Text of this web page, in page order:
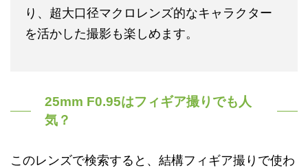
り、超大口径マクロレンズ的なキャラクター
を活かした撮影も楽しめます。
25mm F0.95はフィギア撮りでも人
気？
このレンズで検索すると、結構フィギア撮りで使わ